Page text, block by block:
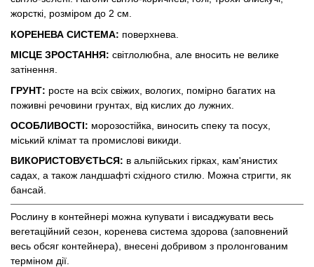
жорсткі, розміром до 2 см.
КОРЕНЕВА СИСТЕМА: поверхнева.
МІСЦЕ ЗРОСТАННЯ: світлолюбна, але вносить не велике
затінення.
ГРУНТ: росте на всіх свіжих, вологих, помірно багатих на
поживні речовини грунтах, від кислих до лужних.
ОСОБЛИВОСТІ: морозостійка, виносить спеку та посух,
міський клімат та промислові викиди.
ВИКОРИСТОВУЄТЬСЯ: в альпійських гірках, кам'янистих
садах, а також ландшафті східного стилю. Можна стригти, як
бансай.
Рослину в контейнері можна купувати і висаджувати весь
вегетаційний сезон, коренева система здорова (заповнений
весь обсяг контейнера), внесені добривом з пролонгованим
терміном дії.